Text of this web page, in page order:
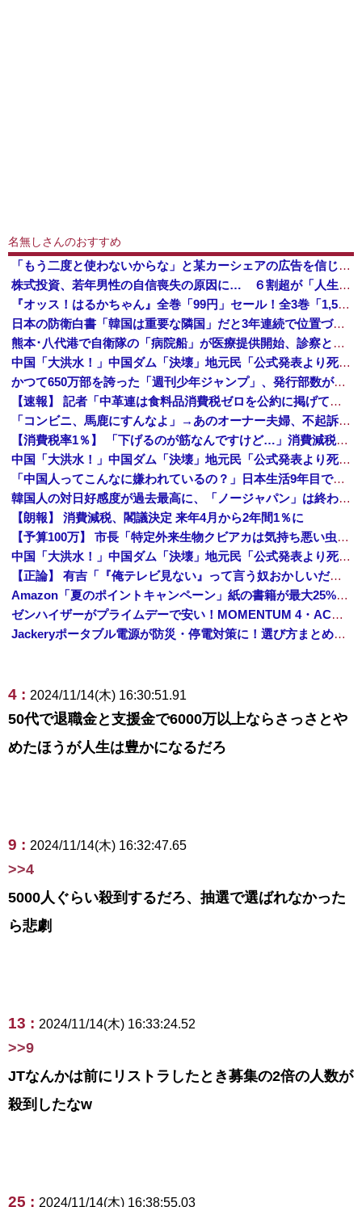
名無しさんのおすすめ
「もう二度と使わないからな」と某カーシェアの広告を信じた人が絶叫、船が遅れたからバスが無くなって困ってたりこの看板が…
株式投資、若年男性の自信喪失の原因に… ６割超が「人生の敗者」自認か
『オッス！はるかちゃん』全巻「99円」セール！全3巻「1,584円」→「297円」！男だらけの応援団とムチムチ娘のお色気コメディ！『バクくん』も...
日本の防衛白書「韓国は重要な隣国」だと3年連続で位置づけ…韓国メディア！
熊本･八代港で自衛隊の「病院船」が医療提供開始、診察と薬剤処方…被災者向け大浴場も！
中国「大洪水！」中国ダム「決壊」地元民「公式発表より死者多い！」中国政府「住民拘束！（安否不明」中国当局「救助隊動画も削除」台風13号「三峡ダム接近中」→
かつて650万部を誇った「週刊少年ジャンプ」、発行部数が初の100万部割れ
【速報】 記者「中革連は食料品消費税ゼロを公約に掲げていたが？」→階猛氏「そ、それは財源確保という条件付き」
「コンビニ、馬鹿にすんなよ」→あのオーナー夫婦、不起訴ｗｗｗｗｗｗｗｗｗ
【消費税率1％】 「下げるのが筋なんですけど…」消費減税で値下がりする分と同じだけ商品を値上げして店頭価格を変えない店も
中国「大洪水！」中国ダム「決壊」地元民「公式発表より死者多い！」中国政府「住民拘束！（安否不明」中国当局「救助隊動画も削除」台風13号「三峡ダム接近中」→
「中国人ってこんなに嫌われているの？」日本生活9年目で明かす本心！
韓国人の対日好感度が過去最高に、「ノージャパン」は終わった？＝ネット「中国より100倍いい」
【朗報】 消費減税、閣議決定 来年4月から2年間1％に
【予算100万】 市長「特定外来生物クビアカは気持ち悪い虫だしそんな需要ないと思う」1匹300円相当の報奨金→初日に42万取られ焦り
中国「大洪水！」中国ダム「決壊」地元民「公式発表より死者多い！」中国政府「住民拘束！（安否不明」中国当局「救助隊動画も削除」台風13号「三峡ダム接近中」→
【正論】 有吉「『俺テレビ見ない』って言う奴おかしいだろ。団子屋で『団子食べない』って言うか？」
Amazon「夏のポイントキャンペーン」紙の書籍が最大25%ポイント還元 対象と条件を整理（2026年7月）
ゼンハイザーがプライムデーで安い！MOMENTUM 4・ACCENTUMなど対象モデルまとめ！
Jackeryポータブル電源が防災・停電対策に！選び方まとめ【プライムデー最終日】
4 : 2024/11/14(木) 16:30:51.91
50代で退職金と支援金で6000万以上ならさっさとや
めたほうが人生は豊かになるだろ
9 : 2024/11/14(木) 16:32:47.65
>>4
5000人ぐらい殺到するだろ、抽選で選ばれなかった
ら悲劇
13 : 2024/11/14(木) 16:33:24.52
>>9
JTなんかは前にリストラしたとき募集の2倍の人数が
殺到したなw
25 : 2024/11/14(木) 16:38:55.03